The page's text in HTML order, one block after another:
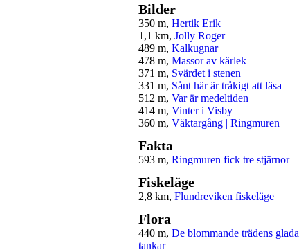
Bilder
350 m, Hertik Erik
1,1 km, Jolly Roger
489 m, Kalkugnar
478 m, Massor av kärlek
371 m, Svärdet i stenen
331 m, Sånt här är tråkigt att läsa
512 m, Var är medeltiden
414 m, Vinter i Visby
360 m, Väktargång | Ringmuren
Fakta
593 m, Ringmuren fick tre stjärnor
Fiskeläge
2,8 km, Flundreviken fiskeläge
Flora
440 m, De blommande trädens glada
tankar